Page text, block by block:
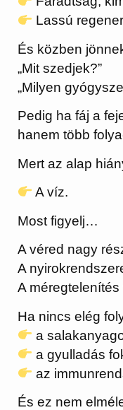
Lassú
És közben
„Mit szedjek?”
„Milyen
Pedig ha fáj a
hanem több
Mert az alap
A víz.
Most figyelj…
A véred nagy
A
A
Ha nincs elég
a
a gyulladás
az
És ez nem